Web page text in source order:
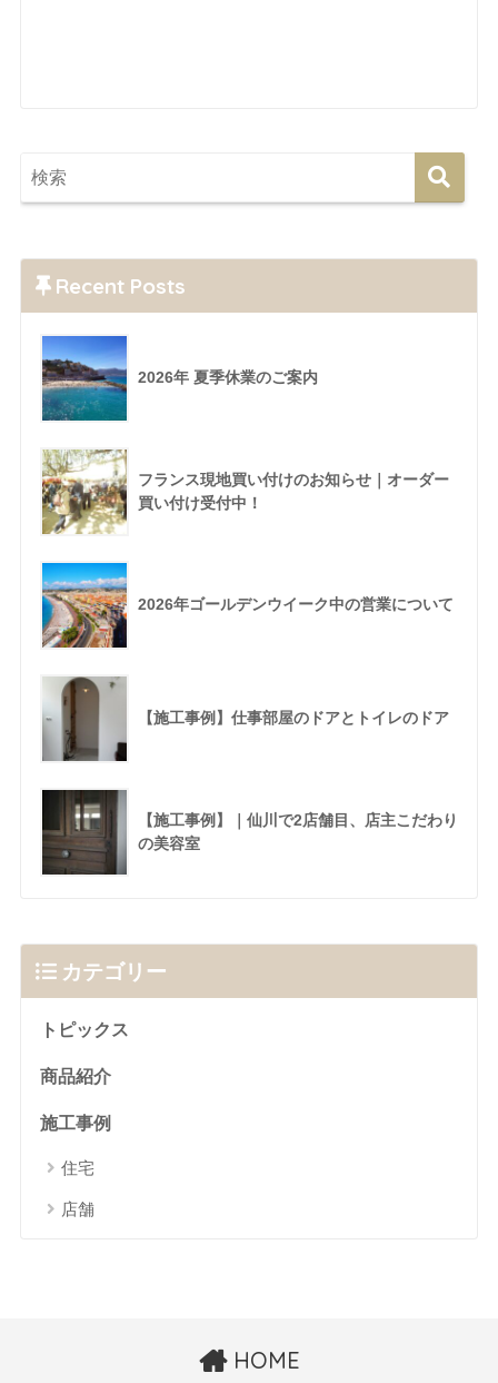
Recent Posts
2026年 夏季休業のご案内
フランス現地買い付けのお知らせ｜オーダー
買い付け受付中！
2026年ゴールデンウイーク中の営業について
【施工事例】仕事部屋のドアとトイレのドア
【施工事例】｜仙川で2店舗目、店主こだわり
の美容室
カテゴリー
トピックス
商品紹介
施工事例
住宅
店舗
HOME